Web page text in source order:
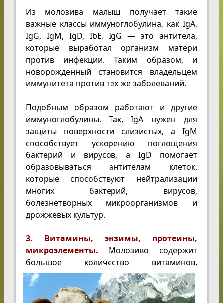
Из молозива малыш получает такие
важные классы иммуноглобулина, как IgA,
IgG, IgM, IgD, IbE. IgG — это антитела,
которые выработал организм матери
против инфекции. Таким образом, и
новорожденный становится владельцем
иммунитета против тех же заболеваний.
Подобным образом работают и другие
иммуноглобулины. Так, IgA нужен для
защиты поверхности слизистых, а IgM
способствует ускорению поглощения
бактерий и вирусов, а IgD помогает
образовываться антителам клеток,
которые способствуют нейтрализации
многих бактерий, вирусов,
болезнетворных микроорганизмов и
дрожжевых культур.
3. Витамины, энзимы, протеины,
микроэлементы. Молозиво содержит
большое количество витаминов,